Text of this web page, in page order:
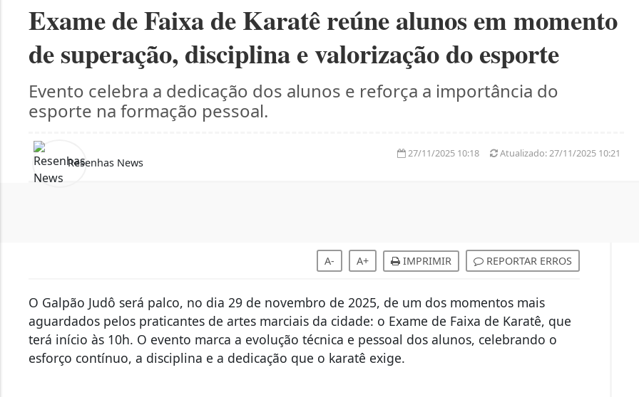
Exame de Faixa de Karatê reúne alunos em momento
de superação, disciplina e valorização do esporte
Evento celebra a dedicação dos alunos e reforça a importância do
esporte na formação pessoal.
Resenhas News
Atualizado:27/11/2025 10:21
27/11/2025 10:18
A- A+ IMPRIMIR REPORTAR ERROS
O Galpão Judô será palco, no dia 29 de novembro de 2025, de um dos momentos mais
aguardados pelos praticantes de artes marciais da cidade: o Exame de Faixa de Karatê, que
terá início às 10h. O evento marca a evolução técnica e pessoal dos alunos, celebrando o
esforço contínuo, a disciplina e a dedicação que o karatê exige.